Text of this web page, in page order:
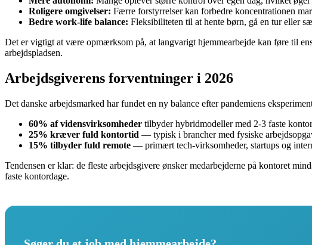
Roligere omgivelser: Færre forstyrrelser kan forbedre koncentrationen
Bedre work-life balance: Fleksibiliteten til at hente børn, gå en tur eller
Det er vigtigt at være opmærksom på, at langvarigt hjemmearbejde kan føre til
arbejdspladsen.
Arbejdsgiverens forventninger i 2026
Det danske arbejdsmarked har fundet en ny balance efter pandemiens
60% af vidensvirksomheder tilbyder hybridmodeller med 2-3 faste
25% kræver fuld kontortid — typisk i brancher med fysiske
15% tilbyder fuld remote — primært tech-virksomheder, startups og
Tendensen er klar: de fleste arbejdsgivere ønsker medarbejderne på kontoret
faste kontordage.